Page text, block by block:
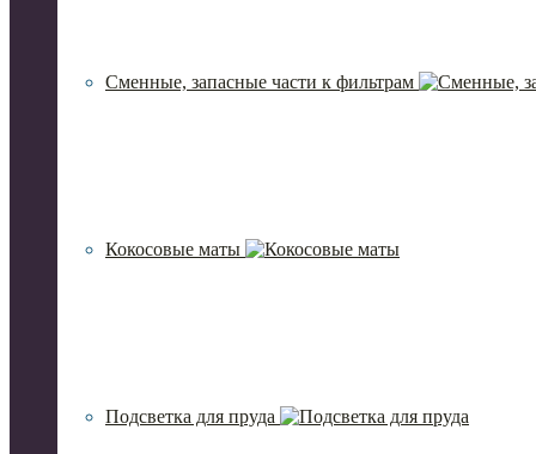
Сменные, запасные части к фильтрам
Кокосовые маты
Подсветка для пруда